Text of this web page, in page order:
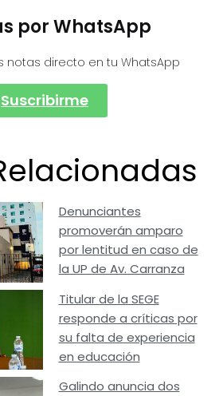
por WhatsApp
notas directo en tu WhatsApp
Suscribirme
Denunciantes
promoverán amparo
por lentitud en caso de
la UP de Av. Carranza
Titular de la SEGE
responde a críticas por
su falta de experiencia
en educación
Galindo anuncia dos